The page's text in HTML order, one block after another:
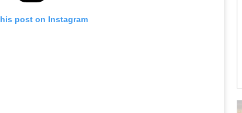
post on Instagram